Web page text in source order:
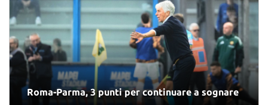
Roma-Parma, 3 punti per continuare a sognare